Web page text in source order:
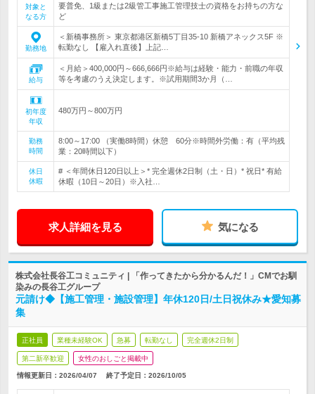
対象と
なる方
要普免、1級または2級管工事施工管理技士の資格をお持ちの方な
ど
勤務地
＜新橋事務所＞ 東京都港区新橋5丁目35-10 新橋アネックス5F ※
転勤なし 【雇入れ直後】上記…
給与
＜月給＞400,000円～666,666円※給与は経験・能力・前職の年収
等を考慮のうえ決定します。※試用期間3か月（…
初年度
年収
480万円～800万円
勤務
時間
8:00～17:00 （実働8時間）休憩 60分※時間外労働：有（平均残
業：20時間以下）
休日
休暇
# ＜年間休日120日以上＞* 完全週休2日制（土・日）* 祝日* 有給
休暇（10日～20日）※入社…
求人詳細を見る 気になる
株式会社長谷工コミュニティ | 「作ってきたから分かるんだ！」CMでお馴
染みの長谷工グループ
元請け◆【施工管理・施設管理】年休120日/土日祝休み★愛知募
集
正社員 業種未経験OK 急募 転勤なし 完全週休2日制
第二新卒歓迎 女性のおしごと掲載中
情報更新日：2026/04/07 終了予定日： 2026/10/05